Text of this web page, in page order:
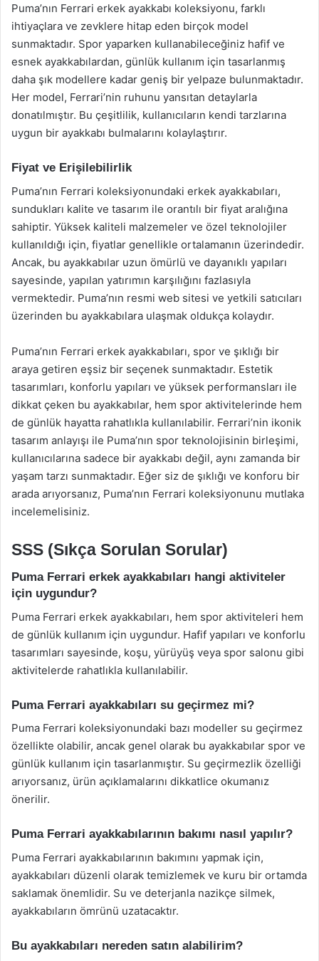
Puma’nın Ferrari erkek ayakkabı koleksiyonu, farklı
ihtiyaçlara ve zevklere hitap eden birçok model
sunmaktadır. Spor yaparken kullanabileceğiniz hafif ve
esnek ayakkabılardan, günlük kullanım için tasarlanmış
daha şık modellere kadar geniş bir yelpaze bulunmaktadır.
Her model, Ferrari’nin ruhunu yansıtan detaylarla
donatılmıştır. Bu çeşitlilik, kullanıcıların kendi tarzlarına
uygun bir ayakkabı bulmalarını kolaylaştırır.
Fiyat ve Erişilebilirlik
Puma’nın Ferrari koleksiyonundaki erkek ayakkabıları,
sundukları kalite ve tasarım ile orantılı bir fiyat aralığına
sahiptir. Yüksek kaliteli malzemeler ve özel teknolojiler
kullanıldığı için, fiyatlar genellikle ortalamanın üzerindedir.
Ancak, bu ayakkabılar uzun ömürlü ve dayanıklı yapıları
sayesinde, yapılan yatırımın karşılığını fazlasıyla
vermektedir. Puma’nın resmi web sitesi ve yetkili satıcıları
üzerinden bu ayakkabılara ulaşmak oldukça kolaydır.
Puma’nın Ferrari erkek ayakkabıları, spor ve şıklığı bir
araya getiren eşsiz bir seçenek sunmaktadır. Estetik
tasarımları, konforlu yapıları ve yüksek performansları ile
dikkat çeken bu ayakkabılar, hem spor aktivitelerinde hem
de günlük hayatta rahatlıkla kullanılabilir. Ferrari’nin ikonik
tasarım anlayışı ile Puma’nın spor teknolojisinin birleşimi,
kullanıcılarına sadece bir ayakkabı değil, aynı zamanda bir
yaşam tarzı sunmaktadır. Eğer siz de şıklığı ve konforu bir
arada arıyorsanız, Puma’nın Ferrari koleksiyonunu mutlaka
incelemelisiniz.
SSS (Sıkça Sorulan Sorular)
Puma Ferrari erkek ayakkabıları hangi aktiviteler
için uygundur?
Puma Ferrari erkek ayakkabıları, hem spor aktiviteleri hem
de günlük kullanım için uygundur. Hafif yapıları ve konforlu
tasarımları sayesinde, koşu, yürüyüş veya spor salonu gibi
aktivitelerde rahatlıkla kullanılabilir.
Puma Ferrari ayakkabıları su geçirmez mi?
Puma Ferrari koleksiyonundaki bazı modeller su geçirmez
özellikte olabilir, ancak genel olarak bu ayakkabılar spor ve
günlük kullanım için tasarlanmıştır. Su geçirmezlik özelliği
arıyorsanız, ürün açıklamalarını dikkatlice okumanız
önerilir.
Puma Ferrari ayakkabılarının bakımı nasıl yapılır?
Puma Ferrari ayakkabılarının bakımını yapmak için,
ayakkabıları düzenli olarak temizlemek ve kuru bir ortamda
saklamak önemlidir. Su ve deterjanla nazikçe silmek,
ayakkabıların ömrünü uzatacaktır.
Bu ayakkabıları nereden satın alabilirim?